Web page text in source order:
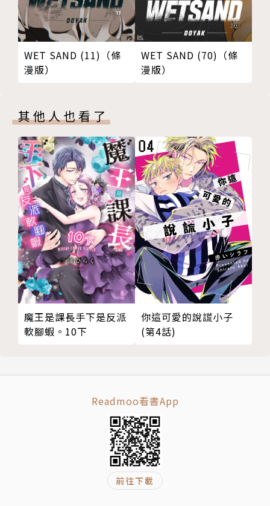
WET SAND (11)（條
漫版）
WET SAND (70)（條
漫版）
其他人也看了
魔王是課長手下是反派
軟腳蝦。10下
你這可愛的說謊小子
(第4話)
Readmoo看書App
前往下載